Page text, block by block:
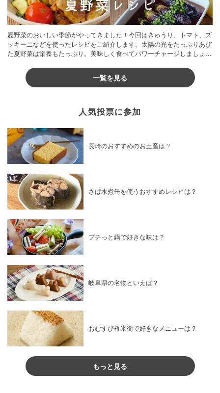
夏野菜のおいしい季節がやってきました！今回はきゅうり、トマト、ズ
ッキーニなどを使ったレシピをご紹介します。太陽の光をたっぷりあび
た夏野菜は栄養もたっぷり。美味しく食べてパワーチャージしましょう
一覧を見る
人気投票に参加
長崎のおすすめのお土産は？
さば水煮缶を使うおすすめレシピは？
プチっと鍋で好きな味は？
岐阜県の名物といえば？
おむすび権米衛で好きなメニューは？
もっと見る